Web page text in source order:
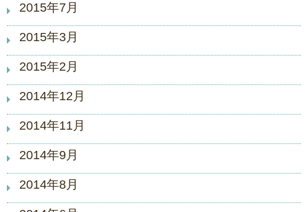
2015年7月
2015年3月
2015年2月
2014年12月
2014年11月
2014年9月
2014年8月